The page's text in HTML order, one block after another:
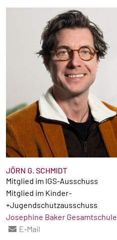
JÖRN G. SCHMIDT
Mitglied im IGS-Ausschuss
Mitglied im Kinder-
+Jugendschutzausschuss
Josephine Baker Gesamtschule
E-Mail